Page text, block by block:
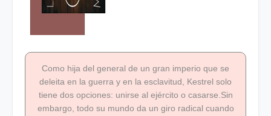
Como hija del general de un gran imperio que se
deleita en la guerra y en la esclavitud, Kestrel solo
tiene dos opciones: unirse al ejército o casarse.Sin
embargo, todo su mundo da un giro radical cuando